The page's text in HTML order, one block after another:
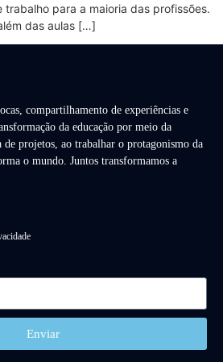
para a maioria das profissões.
das aulas […]
compartilhamento de experiências e
da educação por meio da
projetos, ao trabalhar o protagonismo da
o mundo. Juntos transformamos a
Enviar